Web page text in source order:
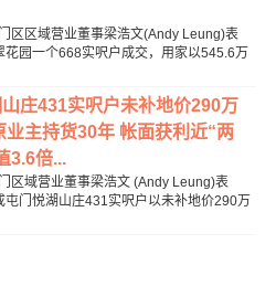
区区域营业董事梁浩文(Andy Leung)表
园一个668实呎户成交，用家以545.6万
庄431实呎户未补地价290万
业主持货30年 帐面获利近“两
3.6倍...
区域营业董事梁浩文 (Andy Leung)表
门悦湖山庄431实呎户以未补地价290万